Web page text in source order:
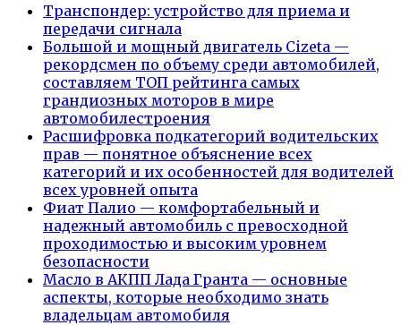
Транспондер: устройство для приема и
передачи сигнала
Большой и мощный двигатель Cizeta —
рекордсмен по объему среди автомобилей,
составляем ТОП рейтинга самых
грандиозных моторов в мире
автомобилестроения
Расшифровка подкатегорий водительских
прав — понятное объяснение всех
категорий и их особенностей для водителей
всех уровней опыта
Фиат Палио — комфортабельный и
надежный автомобиль с превосходной
проходимостью и высоким уровнем
безопасности
Масло в АКПП Лада Гранта — основные
аспекты, которые необходимо знать
владельцам автомобиля